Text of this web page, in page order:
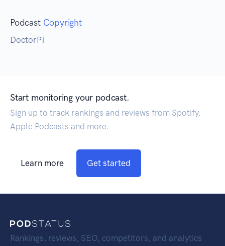
Podcast Copyright
DoctorPi
Start monitoring your podcast.
Sign up to track rankings and reviews from Spotify,
Apple Podcasts and more.
Learn more Get started
Rankings, reviews, SEO, competitors, and analytics